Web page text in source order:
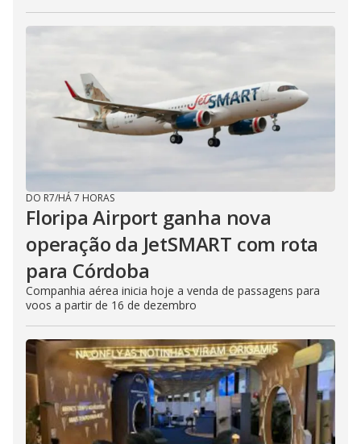
DO R7/HÁ 7 HORAS
Floripa Airport ganha nova
operação da JetSMART com rota
para Córdoba
Companhia aérea inicia hoje a venda de passagens para
voos a partir de 16 de dezembro